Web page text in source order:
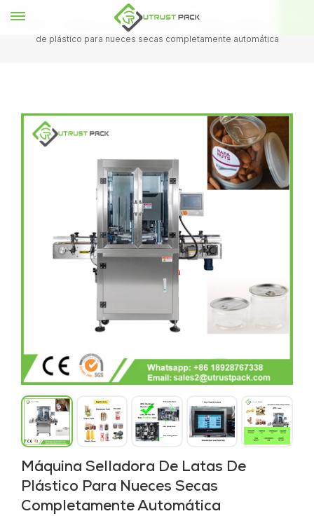
Máquina de sellado de latas
de plástico para nueces secas completamente automática
Máquina Selladora De Latas De
Plástico Para Nueces Secas
Completamente Automática